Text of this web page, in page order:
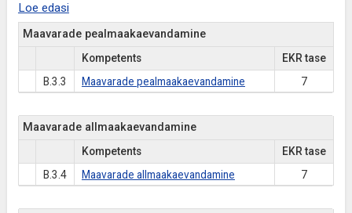
Loe edasi
Maavarade pealmaakaevandamine
Kompetents
EKR tase
B.3.3
Maavarade pealmaakaevandamine 7
Maavarade allmaakaevandamine
Kompetents
EKR tase
B.3.4
Maavarade allmaakaevandamine 7